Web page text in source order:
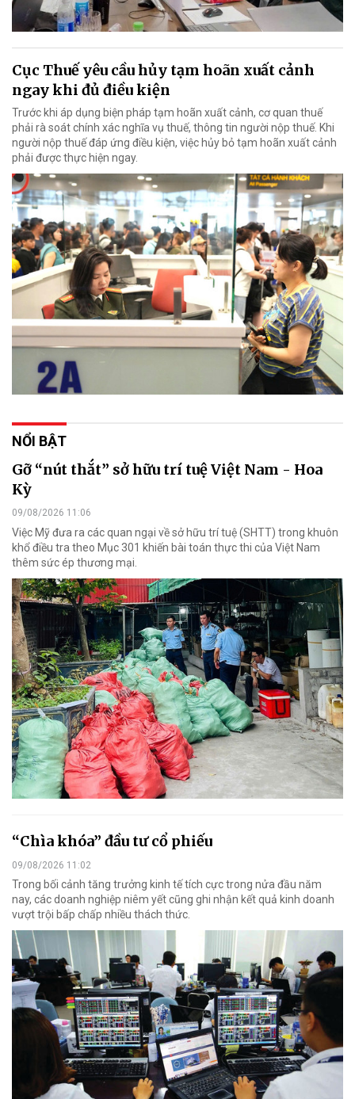
Cục Thuế yêu cầu hủy tạm hoãn xuất cảnh
ngay khi đủ điều kiện
Trước khi áp dụng biện pháp tạm hoãn xuất cảnh, cơ quan thuế
phải rà soát chính xác nghĩa vụ thuế, thông tin người nộp thuế. Khi
người nộp thuế đáp ứng điều kiện, việc hủy bỏ tạm hoãn xuất cảnh
phải được thực hiện ngay.
NỔI BẬT
Gỡ “nút thắt” sở hữu trí tuệ Việt Nam - Hoa
Kỳ
09/08/2026 11:06
Việc Mỹ đưa ra các quan ngại về sở hữu trí tuệ (SHTT) trong khuôn
khổ điều tra theo Mục 301 khiến bài toán thực thi của Việt Nam
thêm sức ép thương mại.
“Chìa khóa” đầu tư cổ phiếu
09/08/2026 11:02
Trong bối cảnh tăng trưởng kinh tế tích cực trong nửa đầu năm
nay, các doanh nghiệp niêm yết cũng ghi nhận kết quả kinh doanh
vượt trội bấp chấp nhiều thách thức.